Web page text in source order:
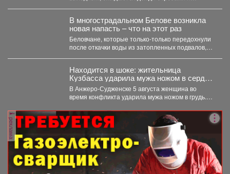
В многострадальном Белове возникла
новая напасть – что на этот раз
Беловчане, которые только-только передохнули
после откачки воды из затопленных подвалов,
Находится в шоке: жительница
Кузбасса ударила мужа ножом в сердце
- подробности
В Анжеро-Судженске 5 августа женщина во
время конфликта ударила мужа ножом в грудь.
реклама